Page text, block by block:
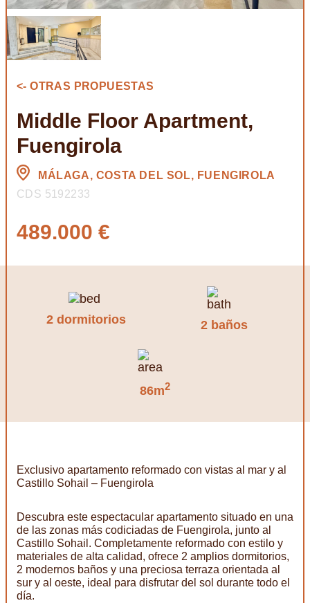
<- OTRAS PROPUESTAS
Middle Floor Apartment,
Fuengirola
MÁLAGA, COSTA DEL SOL, FUENGIROLA
CDS 5192233
489.000 €
2 dormitorios 2 baños
86m2
Exclusivo apartamento reformado con vistas al mar y al
Castillo Sohail – Fuengirola
Descubra este espectacular apartamento situado en una
de las zonas más codiciadas de Fuengirola, junto al
Castillo Sohail. Completamente reformado con estilo y
materiales de alta calidad, ofrece 2 amplios dormitorios,
2 modernos baños y una preciosa terraza orientada al
sur y al oeste, ideal para disfrutar del sol durante todo el
día.